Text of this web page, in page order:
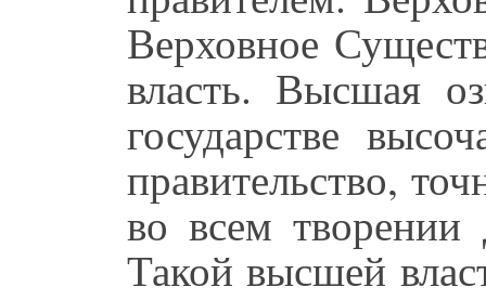
Верховное
власть. Высшая
государстве
правительство,
во всем
Такой высшей